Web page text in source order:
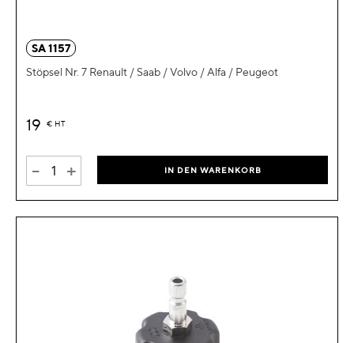
SA 1157
Stöpsel Nr. 7 Renault / Saab / Volvo / Alfa / Peugeot
19 € HT
- + IN DEN WARENKORB